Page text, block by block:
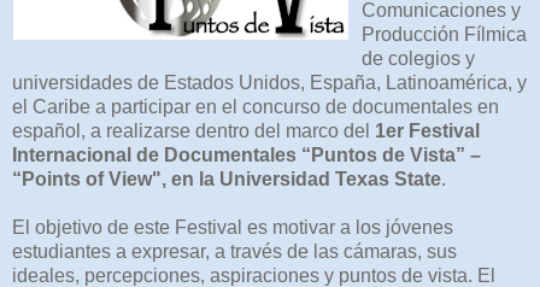
Comunicaciones y
Producción Fílmica
de colegios y
universidades de Estados Unidos, España, Latinoamérica, y
el Caribe a participar en el concurso de documentales en
español, a realizarse dentro del marco del 1er Festival
Internacional de Documentales “Puntos de Vista” –
“Points of View", en la Universidad Texas State.
El objetivo de este Festival es motivar a los jóvenes
estudiantes a expresar, a través de las cámaras, sus
ideales, percepciones, aspiraciones y puntos de vista. El